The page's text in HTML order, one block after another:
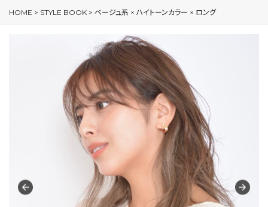
HOME > STYLE BOOK > ベージュ系 × ハイトーンカラー × ロング